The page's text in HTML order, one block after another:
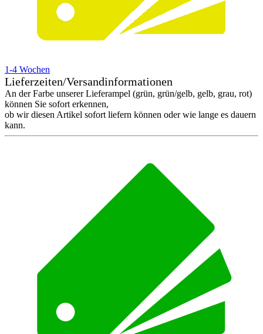
1-4 Wochen
Lieferzeiten/Versandinformationen
An der Farbe unserer Lieferampel (grün, grün/gelb, gelb, grau, rot)
können Sie sofort erkennen,
ob wir diesen Artikel sofort liefern können oder wie lange es dauern
kann.